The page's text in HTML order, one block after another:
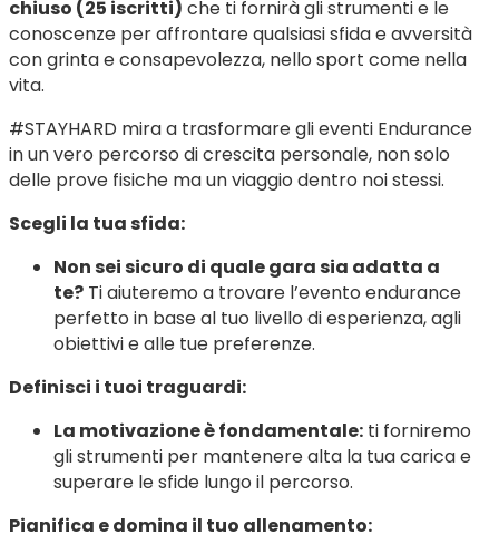
chiuso (25 iscritti) che ti fornirà gli strumenti e le
conoscenze per affrontare qualsiasi sfida e avversità
con grinta e consapevolezza, nello sport come nella
vita.
#STAYHARD mira a trasformare gli eventi Endurance
in un vero percorso di crescita personale, non solo
delle prove fisiche ma un viaggio dentro noi stessi.
Scegli la tua sfida:
Non sei sicuro di quale gara sia adatta a
te? Ti aiuteremo a trovare l’evento endurance
perfetto in base al tuo livello di esperienza, agli
obiettivi e alle tue preferenze.
Definisci i tuoi traguardi:
La motivazione è fondamentale: ti forniremo
gli strumenti per mantenere alta la tua carica e
superare le sfide lungo il percorso.
Pianifica e domina il tuo allenamento: